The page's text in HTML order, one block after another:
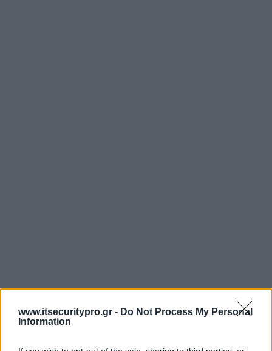
www.itsecuritypro.gr - Do Not Process My Personal
Information